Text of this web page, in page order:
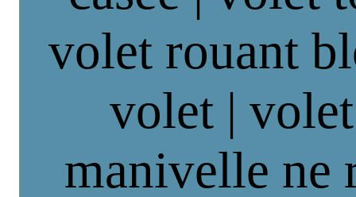
volet rouant
volet |
manivelle ne